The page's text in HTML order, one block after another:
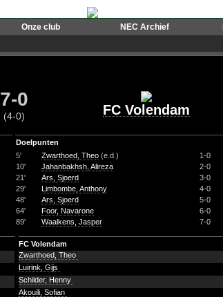
Onze club NEC Archief
7-0
(4-0) FC Volendam
Doelpunten
5'
Zwarthoed, Theo (e.d.)
1-0
10'
Jahanbakhsh, Alireza
2-0
21'
Ars, Sjoerd
3-0
29'
Limbombe, Anthony
4-0
48'
Ars, Sjoerd
5-0
64'
Foor, Navarone
6-0
89'
Waalkens, Jasper 7-0
FC Volendam
Zwarthoed, Theo
Luirink, Gijs
Schilder, Henny
Akouili, Sofian